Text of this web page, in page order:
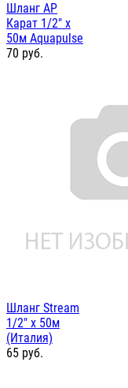
Шланг AP
Карат 1/2" х
50м Aquapulse
70 руб.
Шланг Stream
1/2" x 50м
(Италия)
65 руб.